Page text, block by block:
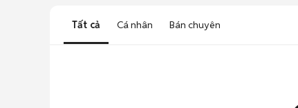
Tất cả Cá nhân Bán chuyên